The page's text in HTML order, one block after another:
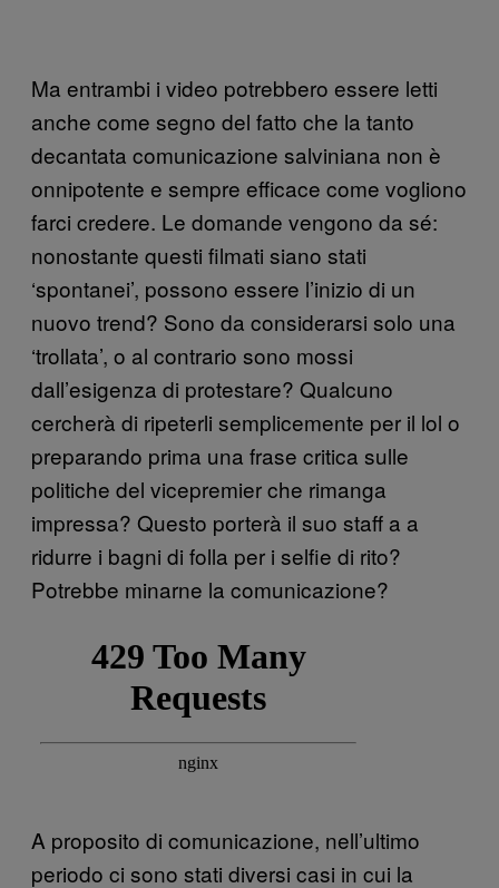
Ma entrambi i video potrebbero essere letti
anche come segno del fatto che la tanto
decantata comunicazione salviniana non è
onnipotente e sempre efficace come vogliono
farci credere. Le domande vengono da sé:
nonostante questi filmati siano stati
‘spontanei’, possono essere l’inizio di un
nuovo trend? Sono da considerarsi solo una
‘trollata’, o al contrario sono mossi
dall’esigenza di protestare? Qualcuno
cercherà di ripeterli semplicemente per il lol o
preparando prima una frase critica sulle
politiche del vicepremier che rimanga
impressa? Questo porterà il suo staff a a
ridurre i bagni di folla per i selfie di rito?
Potrebbe minarne la comunicazione?
A proposito di comunicazione, nell’ultimo
periodo ci sono stati diversi casi in cui la